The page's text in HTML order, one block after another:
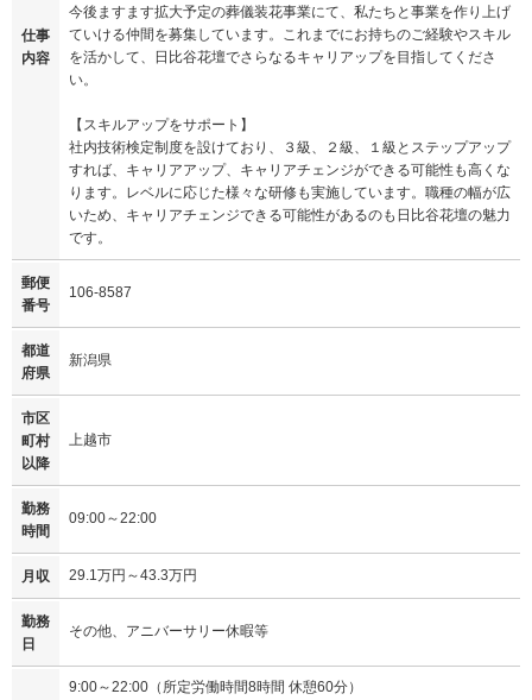
仕事
内容
今後ますます拡大予定の葬儀装花事業にて、私たちと事業を作り上げ
ていける仲間を募集しています。これまでにお持ちのご経験やスキル
を活かして、日比谷花壇でさらなるキャリアップを目指してくださ
い。
【スキルアップをサポート】
社内技術検定制度を設けており、３級、２級、１級とステップアップ
すれば、キャリアアップ、キャリアチェンジができる可能性も高くな
ります。レベルに応じた様々な研修も実施しています。職種の幅が広
いため、キャリアチェンジできる可能性があるのも日比谷花壇の魅力
です。
郵便
番号
106-8587
都道
府県
新潟県
市区
町村
以降
上越市
勤務
時間
09:00～22:00
月収 29.1万円～43.3万円
勤務
日
その他、アニバーサリー休暇等
9:00～22:00（所定労働時間8時間 休憩60分）